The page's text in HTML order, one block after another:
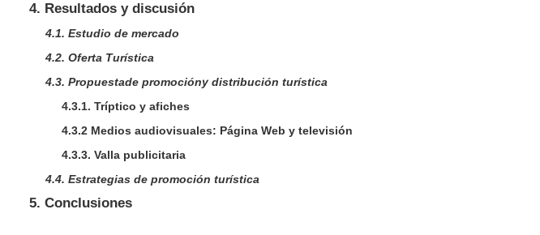
4. Resultados y discusión
4.1. Estudio de mercado
4.2. Oferta Turística
4.3. Propuestade promocióny distribución turística
4.3.1. Tríptico y afiches
4.3.2 Medios audiovisuales: Página Web y televisión
4.3.3. Valla publicitaria
4.4. Estrategias de promoción turística
5. Conclusiones